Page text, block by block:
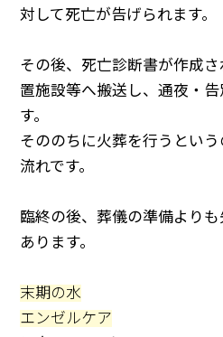
対して死亡が告げられます。
その後、死亡診断書が作成
置施設等へ搬送し、通夜・
す。
そののちに火葬を行うとい
流れです。
臨終の後、葬儀の準備より
あります。
末期の水
エンゼルケア